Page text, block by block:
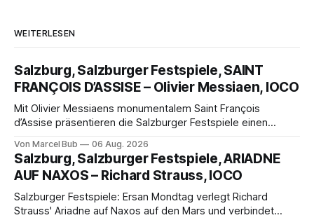
WEITERLESEN
Salzburg, Salzburger Festspiele, SAINT
FRANÇOIS D’ASSISE – Olivier Messiaen, IOCO
Mit Olivier Messiaens monumentalem Saint François
d’Assise präsentieren die Salzburger Festspiele einen
eine bildgewaltige Inszenierung, Maxime Pascal entfaltet
die komplexe Partitur eindrucksvoll, Philippe Sly berührt als
Franziskus.
Von Marcel Bub 06 Aug. 2026
Salzburg, Salzburger Festspiele, ARIADNE
AUF NAXOS – Richard Strauss, IOCO
Salzburger Festspiele: Ersan Mondtag verlegt Richard
Strauss' Ariadne auf Naxos auf den Mars und verbindet